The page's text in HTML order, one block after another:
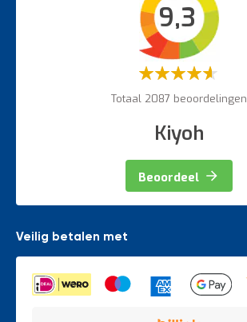
9,3
Waardering:
Totaal 2087 beoordelingen
Kiyoh
Beoordeel
Veilig betalen met